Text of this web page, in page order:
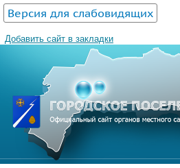
Версия для слабовидящих
Добавить сайт в закладки